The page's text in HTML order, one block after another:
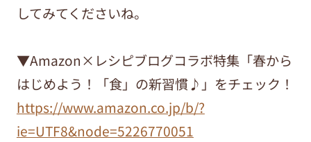
してみてくださいね。
▼Amazon×レシピブログコラボ特集「春から
はじめよう！「食」の新習慣♪」をチェック！
https://www.amazon.co.jp/b/?
ie=UTF8&node=5226770051